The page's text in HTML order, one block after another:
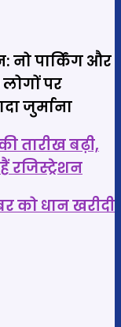
नो पार्किंग और
पर
जुर्माना
तारीख बढ़ी,
को धान खरीदी